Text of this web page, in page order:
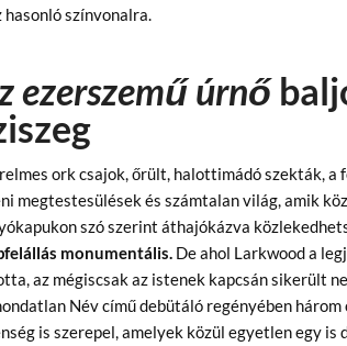
hasonló színvonalra.
ezerszemű úrnő
ork csajok, őrült, halottimádó szekták, a
megtestesülések és számtalan világ, amik
szó szerint áthajókázva
monumentális.De ahol Larkwood a
az mégiscsak az istenek kapcsán sikerült
Név című debütáló regényében három
is szerepel, amelyek közül egyetlen egy is